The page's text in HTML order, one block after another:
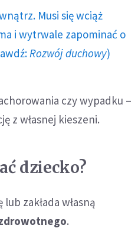
Musi się wciąż
i wytrwale zapominać o
Rozwój duchowy)
czy wypadku –
z własnej kieszeni.
dziecko?
zakłada własną
.